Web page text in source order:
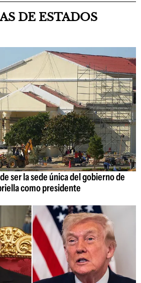
DE ESTADOS
ser la sede única del gobierno de
como presidente